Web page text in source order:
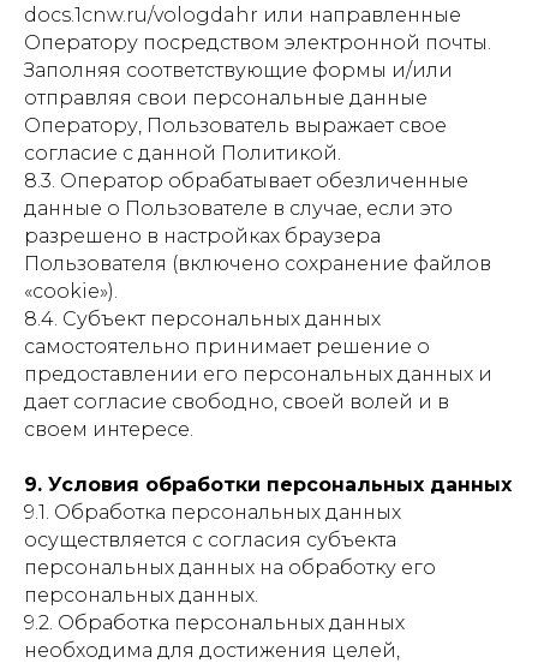
docs.1cnw.ru/vologdahr или направленные
Оператору посредством электронной почты.
Заполняя соответствующие формы и/или
отправляя свои персональные данные
Оператору, Пользователь выражает свое
согласие с данной Политикой.
8.3. Оператор обрабатывает обезличенные
данные о Пользователе в случае, если это
разрешено в настройках браузера
Пользователя (включено сохранение файлов
«cookie»).
8.4. Субъект персональных данных
самостоятельно принимает решение о
предоставлении его персональных данных и
дает согласие свободно, своей волей и в
своем интересе.
9. Условия обработки персональных данных
9.1. Обработка персональных данных
осуществляется с согласия субъекта
персональных данных на обработку его
персональных данных.
9.2. Обработка персональных данных
необходима для достижения целей,